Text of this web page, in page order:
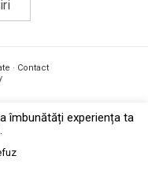
· Contact
îmbunătăți experiența ta